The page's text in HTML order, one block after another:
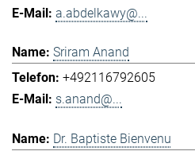
a.abdelkawy@...
Sriram Anand
+492116792605
s.anand@...
Dr. Baptiste Bienvenu